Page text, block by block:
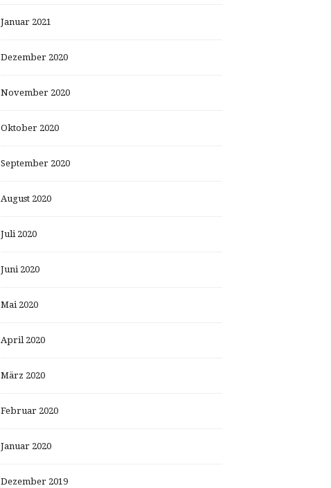
Januar 2021
Dezember 2020
November 2020
Oktober 2020
September 2020
August 2020
Juli 2020
Juni 2020
Mai 2020
April 2020
März 2020
Februar 2020
Januar 2020
Dezember 2019